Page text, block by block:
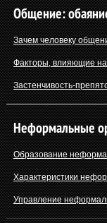
Общение:
Зачем человеку
Факторы, влияющие
Застенчивость-
Неформальные
Образование
Характеристики
Управление